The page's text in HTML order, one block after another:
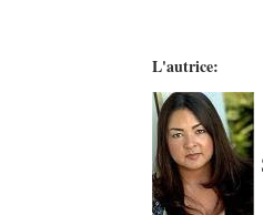
L'autrice: